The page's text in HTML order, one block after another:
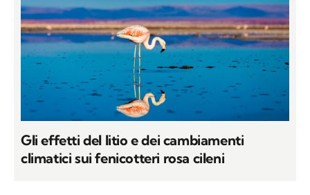
Gli effetti del litio e dei cambiamenti
climatici sui fenicotteri rosa cileni